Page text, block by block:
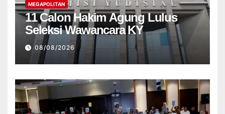
MEGAPOLITAN
11 Calon Hakim Agung Lulus
Seleksi Wawancara KY
08/08/2026